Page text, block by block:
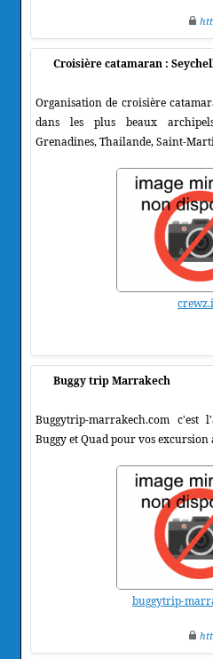
Croisière catamaran :
Organisation de croisière
dans les plus beaux
Grenadines, Thailande, Saint-
Buggy trip Marrakech
Buggytrip-marrakech.com c'est
Buggy et Quad pour vos
buggytrip-